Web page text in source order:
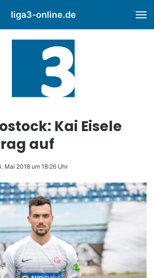
liga3-online.de
Kai Eisele
auf
Mai 2018 um 18:26 Uhr